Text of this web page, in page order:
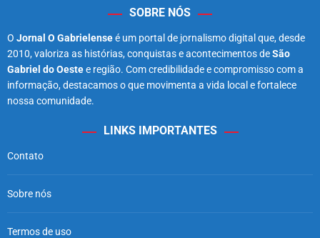
SOBRE NÓS
O Jornal O Gabrielenseé um portal de jornalismo digital que, desde
2010, valoriza as histórias, conquistas e acontecimentos deSão
Gabriel do Oestee região. Com credibilidade e compromisso com a
informação, destacamos o que movimenta a vida local e fortalece
nossa comunidade.
LINKS IMPORTANTES
Contato
Sobre nós
Termos de uso